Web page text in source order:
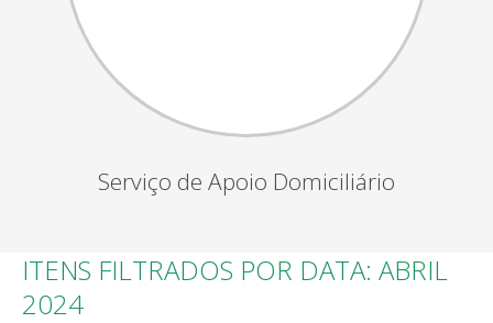
Serviço de Apoio Domiciliário
ITENS FILTRADOS POR DATA: ABRIL
2024